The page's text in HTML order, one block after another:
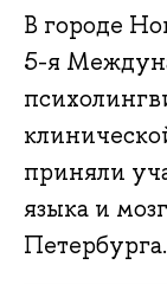
В городе
5-я
приняли
языка и
Петербурга.